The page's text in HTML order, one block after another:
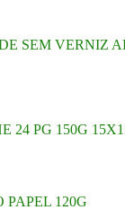
SEM VERNIZ
24 PG 150G
120G